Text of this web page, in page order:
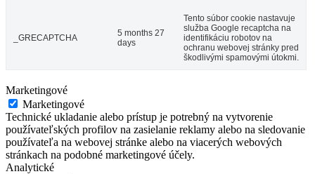
_GRECAPTCHA
5 months 27
days
Tento súbor cookie nastavuje
služba Google recaptcha na
identifikáciu robotov na
ochranu webovej stránky pred
škodlivými spamovými útokmi.
Marketingové
Marketingové
Technické ukladanie alebo prístup je potrebný na vytvorenie
používateľských profilov na zasielanie reklamy alebo na sledovanie
používateľa na webovej stránke alebo na viacerých webových
stránkach na podobné marketingové účely.
Analytické